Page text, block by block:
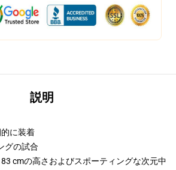
説明
に装着
グの試合
cmの高さおよびスポーティングな次元中